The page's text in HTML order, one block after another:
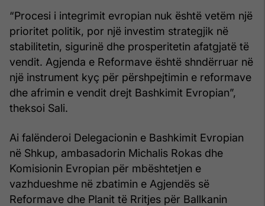
“Procesi i integrimit evropian nuk është vetëm një
prioritet politik, por një investim strategjik në
stabilitetin, sigurinë dhe prosperitetin afatgjatë të
vendit. Agjenda e Reformave është shndërruar në
një instrument kyç për përshpejtimin e reformave
dhe afrimin e vendit drejt Bashkimit Evropian”,
theksoi Sali.
Ai falënderoi Delegacionin e Bashkimit Evropian
në Shkup, ambasadorin Michalis Rokas dhe
Komisionin Evropian për mbështetjen e
vazhdueshme në zbatimin e Agjendës së
Reformave dhe Planit të Rritjes për Ballkanin